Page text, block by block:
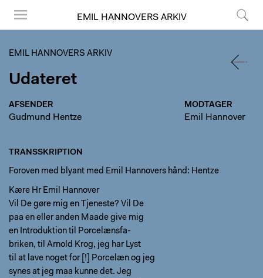
EMIL HANNOVERS ARKIV
EMIL HANNOVERS ARKIV
Udateret
AFSENDER
Gudmund Hentze
MODTAGER
Emil Hannover
TRANSSKRIPTION
Foroven med blyant med Emil Hannovers hånd: Hentze
Kære Hr Emil Hannover
Vil De gøre mig en Tjeneste? Vil De
paa en eller anden Maade give mig
en Introduktion til Porcelænsfa-
briken, til Arnold Krog, jeg har Lyst
til at lave noget for [!] Porcelæn og jeg
synes at jeg maa kunne det. Jeg